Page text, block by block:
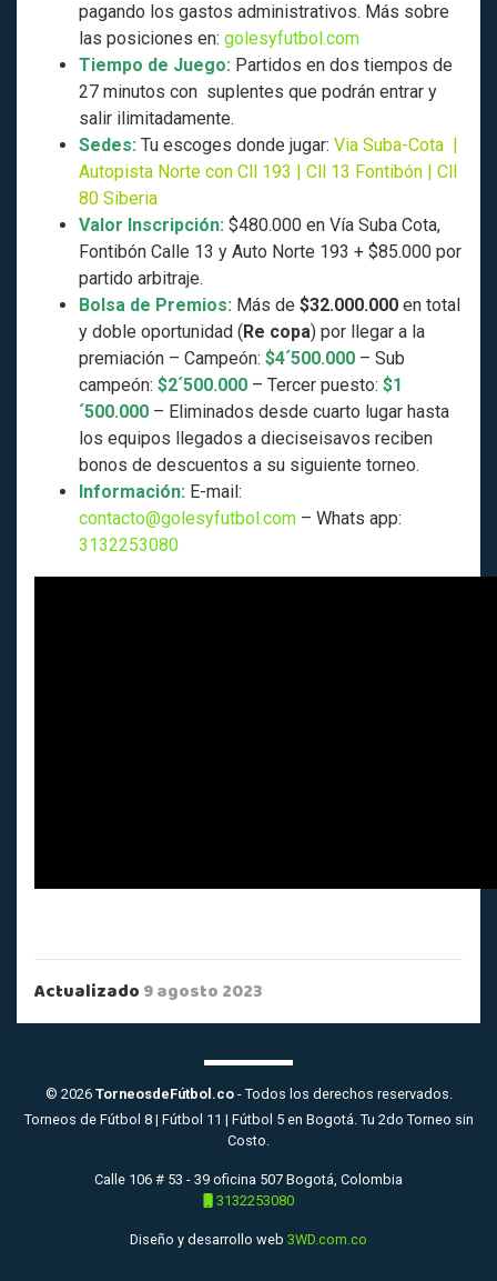
pagando los gastos administrativos. Más sobre
las posiciones en: golesyfutbol.com
Tiempo de Juego: Partidos en dos tiempos de
27 minutos con suplentes que podrán entrar y
salir ilimitadamente.
Sedes: Tu escoges donde jugar: Via Suba-Cota |
Autopista Norte con Cll 193 | Cll 13 Fontibón | Cll
80 Siberia
Valor Inscripción: $480.000 en Vía Suba Cota,
Fontibón Calle 13 y Auto Norte 193 + $85.000 por
partido arbitraje.
Bolsa de Premios: Más de $32.000.000 en total
y doble oportunidad (Re copa) por llegar a la
premiación – Campeón: $4´500.000 – Sub
campeón: $2´500.000 – Tercer puesto: $1
´500.000 – Eliminados desde cuarto lugar hasta
los equipos llegados a dieciseisavos reciben
bonos de descuentos a su siguiente torneo.
Información: E-mail:
contacto@golesyfutbol.com – Whats app:
3132253080
Actualizado9 agosto 2023
© 2026 TorneosdeFútbol.co- Todos los derechos reservados.
Torneos de Fútbol 8 | Fútbol 11 | Fútbol 5 en Bogotá. Tu 2do Torneo sin
Costo.
Calle 106 # 53 - 39 oficina 507 Bogotá, Colombia
3132253080
Diseño y desarrollo web 3WD.com.co